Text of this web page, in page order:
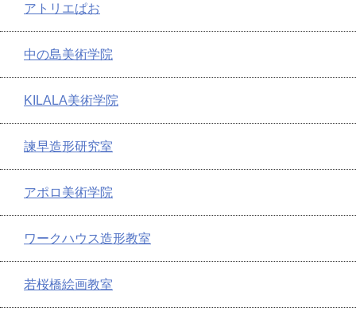
アトリエぱお
中の島美術学院
KILALA美術学院
諫早造形研究室
アポロ美術学院
ワークハウス造形教室
若桜橋絵画教室